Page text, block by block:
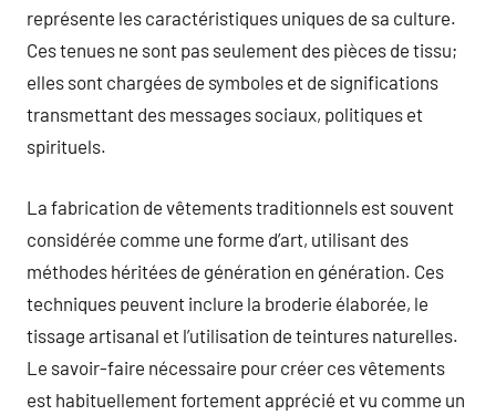
représente les caractéristiques uniques de sa culture.
Ces tenues ne sont pas seulement des pièces de tissu;
elles sont chargées de symboles et de significations
transmettant des messages sociaux, politiques et
spirituels.
La fabrication de vêtements traditionnels est souvent
considérée comme une forme d’art, utilisant des
méthodes héritées de génération en génération. Ces
techniques peuvent inclure la broderie élaborée, le
tissage artisanal et l’utilisation de teintures naturelles.
Le savoir-faire nécessaire pour créer ces vêtements
est habituellement fortement apprécié et vu comme un